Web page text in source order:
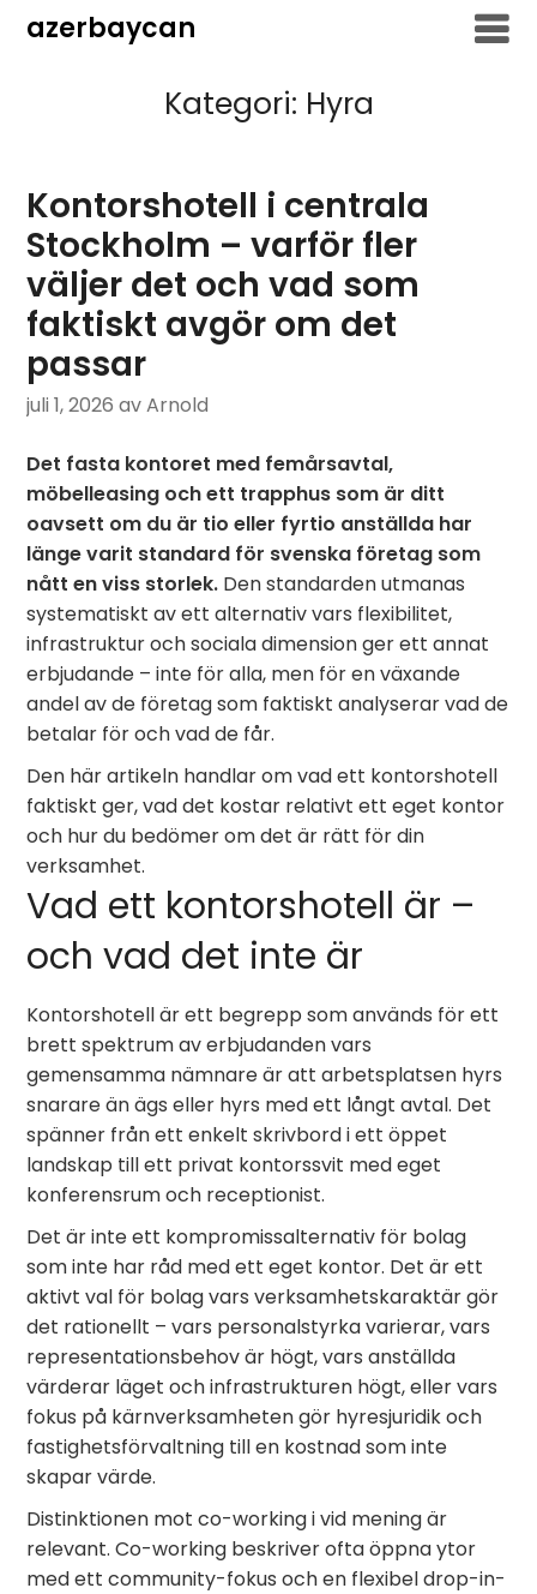
azerbaycan
Kategori: Hyra
Kontorshotell i centrala
Stockholm – varför fler
väljer det och vad som
faktiskt avgör om det
passar
juli 1, 2026 av Arnold
Det fasta kontoret med femårsavtal,
möbelleasing och ett trapphus som är ditt
oavsett om du är tio eller fyrtio anställda har
länge varit standard för svenska företag som
nått en viss storlek. Den standarden utmanas
systematiskt av ett alternativ vars flexibilitet,
infrastruktur och sociala dimension ger ett annat
erbjudande – inte för alla, men för en växande
andel av de företag som faktiskt analyserar vad de
betalar för och vad de får.
Den här artikeln handlar om vad ett kontorshotell
faktiskt ger, vad det kostar relativt ett eget kontor
och hur du bedömer om det är rätt för din
verksamhet.
Vad ett kontorshotell är –
och vad det inte är
Kontorshotell är ett begrepp som används för ett
brett spektrum av erbjudanden vars
gemensamma nämnare är att arbetsplatsen hyrs
snarare än ägs eller hyrs med ett långt avtal. Det
spänner från ett enkelt skrivbord i ett öppet
landskap till ett privat kontorssvit med eget
konferensrum och receptionist.
Det är inte ett kompromissalternativ för bolag
som inte har råd med ett eget kontor. Det är ett
aktivt val för bolag vars verksamhetskaraktär gör
det rationellt – vars personalstyrka varierar, vars
representationsbehov är högt, vars anställda
värderar läget och infrastrukturen högt, eller vars
fokus på kärnverksamheten gör hyresjuridik och
fastighetsförvaltning till en kostnad som inte
skapar värde.
Distinktionen mot co-working i vid mening är
relevant. Co-working beskriver ofta öppna ytor
med ett community-fokus och en flexibel drop-in-